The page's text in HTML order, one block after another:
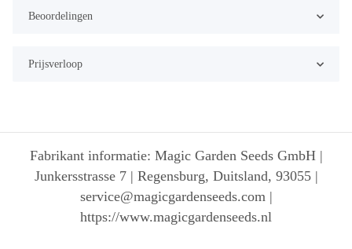
Beoordelingen
Prijsverloop
Fabrikant informatie: Magic Garden Seeds GmbH |
Junkersstrasse 7 | Regensburg, Duitsland, 93055 |
service@magicgardenseeds.com |
https://www.magicgardenseeds.nl